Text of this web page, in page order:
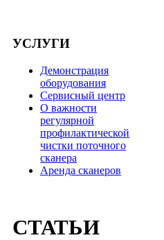
УСЛУГИ
Демонстрация
оборудования
Сервисный центр
О важности
регулярной
профилактической
чистки поточного
сканера
Аренда сканеров
СТАТЬИ